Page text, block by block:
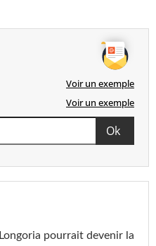
Voir un exemple
Voir un exemple
pourrait devenir la